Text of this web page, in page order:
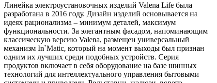
Линейка электроустановочных изделий Valena Life была
разработана в 2016 году. Дизайн изделий основывается на
идеях рационализма – минимум деталей, максимум
функциональности. За элегантным фасадом, напоминающим
классическую версию Valena, размещен универсальный
механизм In`Matic, который на момент выходы был признан
одним их лучших среди подобных устройств. Серия
продуктов включает в себя оборудование на базе шинных
технологий для интеллектуального управления бытовыми